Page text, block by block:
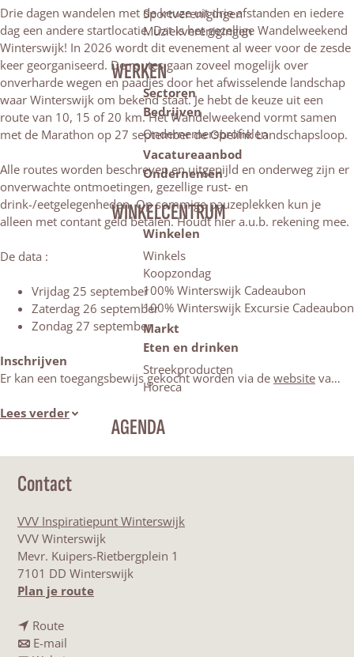
Sportverenigingen
Muziekverenigingen
WERKEN
Sectoren
Bedrijven
Ondernemersprofielen
Vacatureaanbod
Ondernemen
WINKELCENTRUM
Winkelen
Winkels
Koopzondag
100% Winterswijk Cadeaubon
100% Winterswijk Excursie Cadeaubon
Markt
Eten en drinken
Streekproducten
Horeca
AGENDA
Drie dagen wandelen met de keuze uit drie afstanden en iedere
dag een andere startlocatie. Dat is het gezellige Wandelweekend
Winterswijk! In 2026 wordt dit evenement al weer voor de zesde
keer georganiseerd. De routes gaan zoveel mogelijk over
onverharde wegen en paadjes door het afwisselende landschap
waar Winterswijk om bekend staat. Je hebt de keuze uit een
route van 10, 15 of 20 km. Het Wandelweekend vormt samen
met de Marathon op 27 september de Obelink Landschapsloop.
Alle routes worden beschreven en uitgepijld en onderweg zijn er
onverwachte ontmoetingen, gezellige rust- en
drink-/eetgelegenheden. Op sommige pauzeplekken kun je
alleen met contant geld betalen. Houdt hier a.u.b. rekening mee.
De data :
Vrijdag 25 september
Zaterdag 26 september
Zondag 27 september
Inschrijven
Er kan een toegangsbewijs gekocht worden via de website va…
Lees verder
Contact
VVV Inspiratiepunt Winterswijk
VVV Winterswijk
Mevr. Kuipers-Rietbergplein 1
7101 DD Winterswijk
Plan je routen
Routen
a
E-mail